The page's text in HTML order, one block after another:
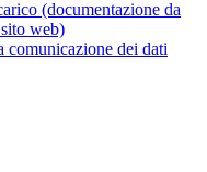
(documentazione da
web)
comunicazione dei dati